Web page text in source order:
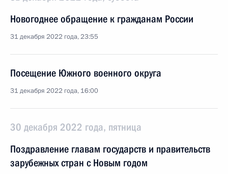
Новогоднее обращение к гражданам России
31 декабря 2022 года, 23:55
Посещение Южного военного округа
31 декабря 2022 года, 16:00
30 декабря 2022 года, пятница
Поздравление главам государств и правительств
зарубежных стран с Новым годом